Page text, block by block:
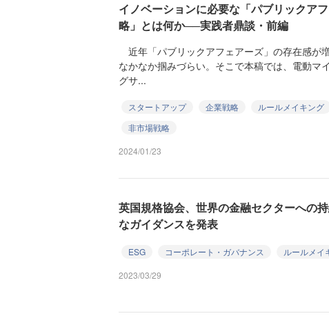
イノベーションに必要な「パブリックア
略」とは何か──実践者鼎談・前編
近年「パブリックアフェアーズ」の存在感が
なかなか掴みづらい。そこで本稿では、電動マ
グサ...
スタートアップ 企業戦略 ルールメイキング
非市場戦略
2024/01/23
英国規格協会、世界の金融セクターへの
なガイダンスを発表
ESG コーポレート・ガバナンス ルールメイ
2023/03/29